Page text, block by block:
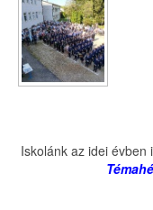
Iskolánk az idei évben